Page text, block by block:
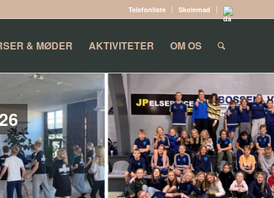
Telefonliste Skolemad
& MØDER AKTIVITETER OM OS